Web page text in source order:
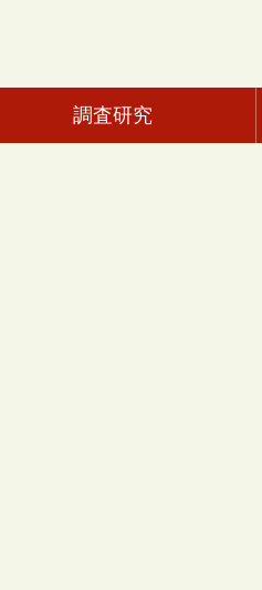
調査研究